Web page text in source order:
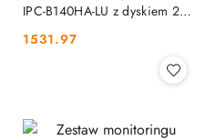
IPC-B140HA-LU z dyskiem 2TB
Cena:
1531.97